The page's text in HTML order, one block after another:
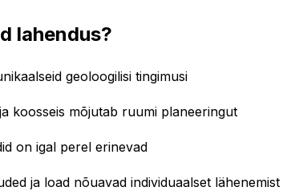
lahendus?
geoloogilisi tingimusi
koosseis mõjutab ruumi planeeringut
on igal perel erinevad
ja load nõuavad individuaalset lähenemist